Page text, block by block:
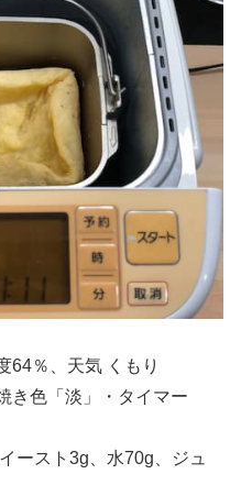
64％、天気 くもり
き色「淡」・タイマー
ースト3g、水70g、ジュ